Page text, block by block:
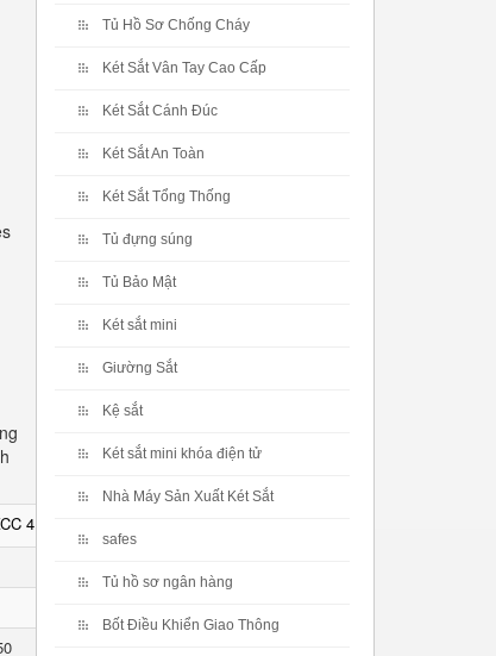
41 ĐT
Tủ Hồ Sơ Chống Cháy
Két Sắt Vân Tay Cao Cấp
Két Sắt Cánh Đúc
Két Sắt An Toàn
Két Sắt Tổng Thống
Tủ đựng súng
Tủ Bảo Mật
Két sắt mini
Giường Sắt
Kệ sắt
Két sắt mini khóa điện tử
Nhà Máy Sản Xuất Két Sắt
safes
Tủ hồ sơ ngân hàng
Bốt Điều Khiển Giao Thông